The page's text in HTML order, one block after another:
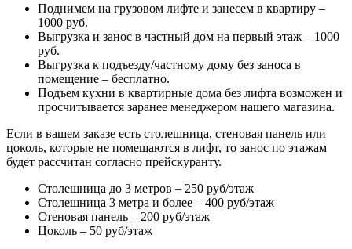
Поднимем на грузовом лифте и занесем в квартиру –
1000 руб.
Выгрузка и занос в частный дом на первый этаж – 1000
руб.
Выгрузка к подъезду/частному дому без заноса в
помещение – бесплатно.
Подъем кухни в квартирные дома без лифта возможен и
просчитывается заранее менеджером нашего магазина.
Если в вашем заказе есть столешница, стеновая панель или
цоколь, которые не помещаются в лифт, то занос по этажам
будет рассчитан согласно прейскуранту.
Столешница до 3 метров – 250 руб/этаж
Столешница 3 метра и более – 400 руб/этаж
Стеновая панель – 200 руб/этаж
Цоколь – 50 руб/этаж